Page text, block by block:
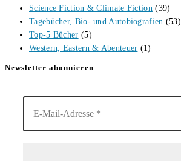
Science Fiction & Climate Fiction (39)
Tagebücher, Bio- und Autobiografien (53)
Top-5 Bücher (5)
Western, Eastern & Abenteuer (1)
Newsletter abonnieren